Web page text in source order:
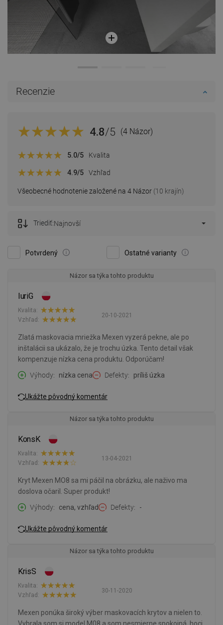
Recenzie
4.8/5 (4 Názor)
Všeobecné hodnotenie založené na 4 Názor (10 krajín)
5.0/5 Kvalita
4.9/5 Vzhľad
Potvrdený Ostatné varianty
Triediť:Najnovší
Názor sa týka tohto produktu
IuriG
20-10-2021
Kvalita:
Vzhľad:
Zlatá maskovacia mriežka Mexen vyzerá pekne, ale po
inštalácii sa ukázalo, že je trochu úzka. Tento detail však
kompenzuje nízka cena produktu. Odporúčam!
Výhody
nízka cena Defekty príliš úzka
Ukážte pôvodný komentár
Názor sa týka tohto produktu
KonsK
13-04-2021
Kvalita:
Vzhľad:
Kryt Mexen MO8 sa mi páčil na obrázku, ale naživo ma
doslova očaril. Super produkt!
Výhody
cena, vzhľad Defekty -
Ukážte pôvodný komentár
Názor sa týka tohto produktu
KrisS
30-11-2020
Kvalita:
Vzhľad:
Mexen ponúka široký výber maskovacích krytov a nielen to.